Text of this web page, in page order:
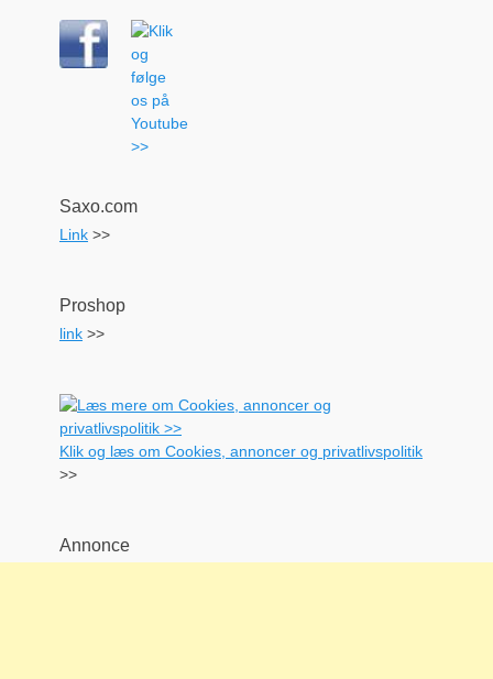
Saxo.com
Link >>
Proshop
link >>
Klik og læs om Cookies, annoncer og privatlivspolitik
>>
Annonce